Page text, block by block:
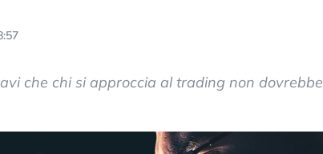
che chi si approccia al trading non dovrebbe